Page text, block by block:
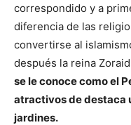
correspondido y a
diferencia de las
convertirse al
después la reina
se le conoce como el
atractivos de destaca
jardines.